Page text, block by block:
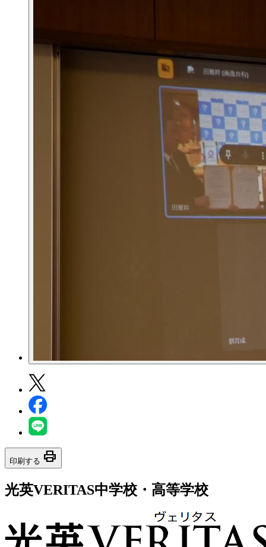
印刷する print
光英VERITAS中学校・高等学校